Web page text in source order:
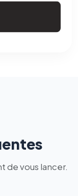
de vous lancer.